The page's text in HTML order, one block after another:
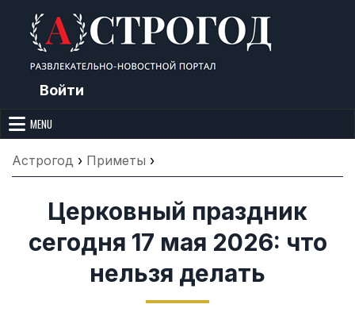
content
Войти
Астрогод: Праздники сегодня,
Лунный календарь, Приметы,
Что нельзя делать, Гороскопы и
Сонник
приметы, точный гороскоп и толкование снов. Читайте, что можно и
MENU
Астрогод › Приметы ›
Церковный праздник
сегодня 17 мая 2026: что
нельзя делать